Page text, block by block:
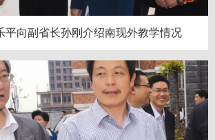
平向副省长孙刚介绍南现外教学情况